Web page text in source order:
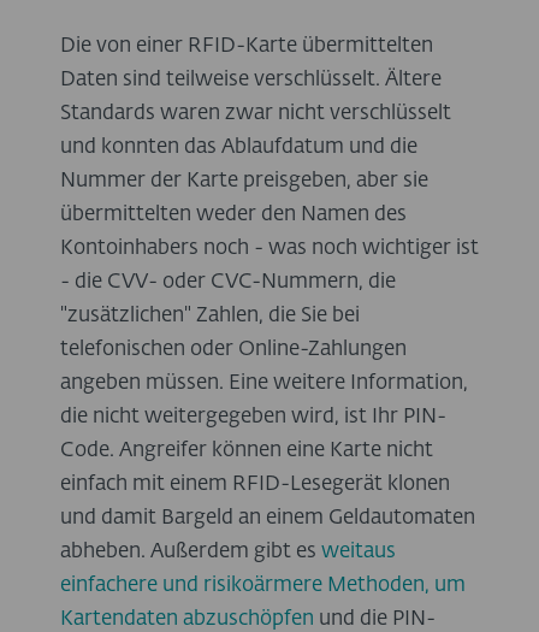
Die von einer RFID-Karte übermittelten
Daten sind teilweise verschlüsselt. Ältere
Standards waren zwar nicht verschlüsselt
und konnten das Ablaufdatum und die
Nummer der Karte preisgeben, aber sie
übermittelten weder den Namen des
Kontoinhabers noch - was noch wichtiger ist
- die CVV- oder CVC-Nummern, die
"zusätzlichen" Zahlen, die Sie bei
telefonischen oder Online-Zahlungen
angeben müssen. Eine weitere Information,
die nicht weitergegeben wird, ist Ihr PIN-
Code. Angreifer können eine Karte nicht
einfach mit einem RFID-Lesegerät klonen
und damit Bargeld an einem Geldautomaten
abheben. Außerdem gibt es weitaus
einfachere und risikoärmere Methoden, um
Kartendaten abzuschöpfen und die PIN-